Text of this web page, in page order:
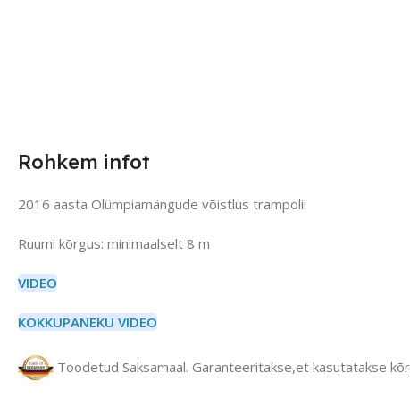
Rohkem infot
2016 aasta Olümpiamängude võistlus trampolii
Ruumi kõrgus: minimaalselt 8 m
VIDEO
KOKKUPANEKU VIDEO
Toodetud Saksamaal. Garanteeritakse,et kasutatakse